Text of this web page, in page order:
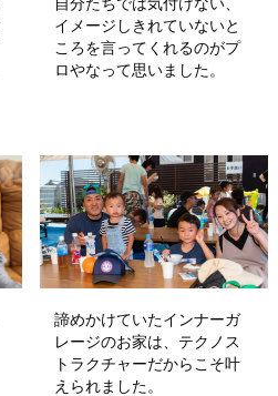
イメージしきれていないと
ころを言ってくれるのがプ
ロやなって思いました。
諦めかけていたインナーガ
レージのお家は、テクノス
トラクチャーだからこそ叶
えられました。